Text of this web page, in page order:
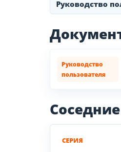
Руководство
Руководство
пользователя
СЕРИЯ